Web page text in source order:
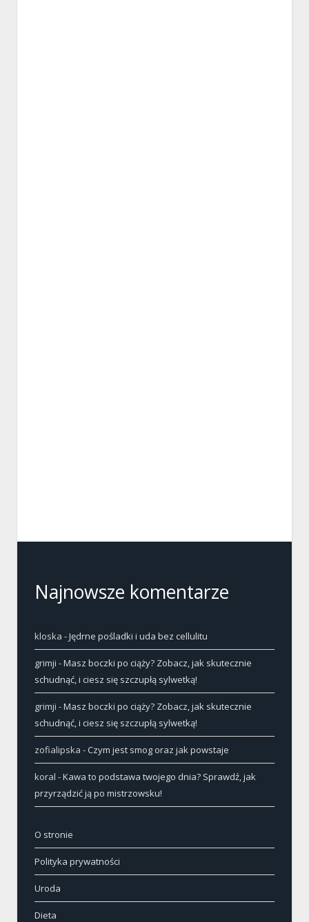
Najnowsze komentarze
kloska -Jędrne pośladki i uda bez cellulitu
grimji -Masz boczki po ciąży? Zobacz, jak skutecznie
schudnąć, i ciesz się szczupłą sylwetką!
grimji -Masz boczki po ciąży? Zobacz, jak skutecznie
schudnąć, i ciesz się szczupłą sylwetką!
zofialipska -Czym jest smog oraz jak powstaje
koral -Kawa to podstawa twojego dnia? Sprawdź, jak
przyrządzić ją po mistrzowsku!
O stronie
Polityka prywatności
Uroda
Dieta